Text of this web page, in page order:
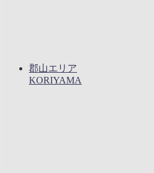
郡山エリア
KORIYAMA